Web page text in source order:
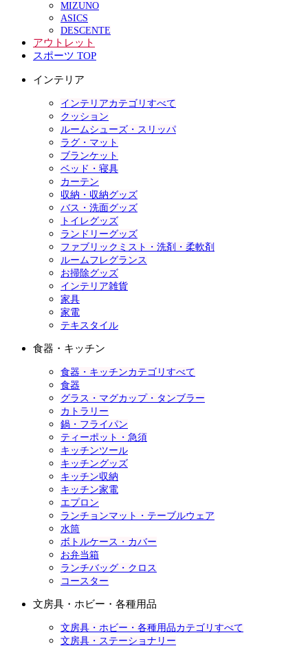
MIZUNO
ASICS
DESCENTE
アウトレット
スポーツ TOP
インテリア
インテリアカテゴリすべて
クッション
ルームシューズ・スリッパ
ラグ・マット
ブランケット
ベッド・寝具
カーテン
収納・収納グッズ
バス・洗面グッズ
トイレグッズ
ランドリーグッズ
ファブリックミスト・洗剤・柔軟剤
ルームフレグランス
お掃除グッズ
インテリア雑貨
家具
家電
テキスタイル
食器・キッチン
食器・キッチンカテゴリすべて
食器
グラス・マグカップ・タンブラー
カトラリー
鍋・フライパン
ティーポット・急須
キッチンツール
キッチングッズ
キッチン収納
キッチン家電
エプロン
ランチョンマット・テーブルウェア
水筒
ボトルケース・カバー
お弁当箱
ランチバッグ・クロス
コースター
文房具・ホビー・各種用品
文房具・ホビー・各種用品カテゴリすべて
文房具・ステーショナリー